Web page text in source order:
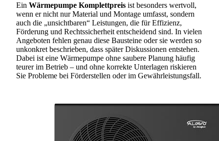
Ein Wärmepumpe Komplettpreis ist besonders wertvoll,
wenn er nicht nur Material und Montage umfasst, sondern
auch die „unsichtbaren“ Leistungen, die für Effizienz,
Förderung und Rechtssicherheit entscheidend sind. In vielen
Angeboten fehlen genau diese Bausteine oder sie werden so
unkonkret beschrieben, dass später Diskussionen entstehen.
Dabei ist eine Wärmepumpe ohne saubere Planung häufig
teurer im Betrieb – und ohne korrekte Unterlagen riskieren
Sie Probleme bei Förderstellen oder im Gewährleistungsfall.